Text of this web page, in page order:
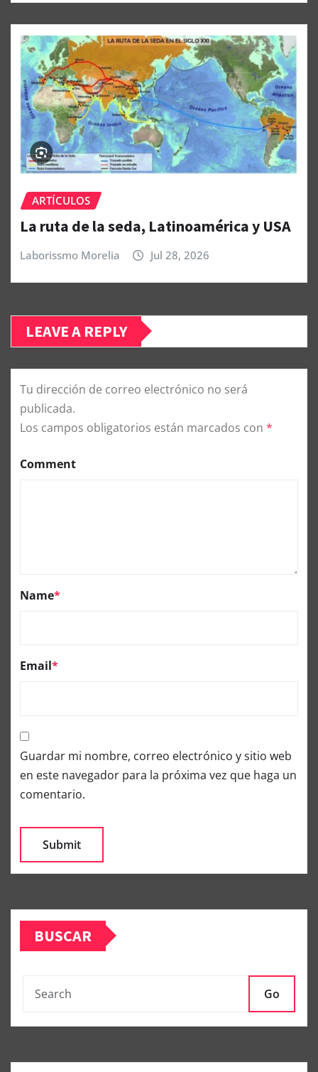
ARTÍCULOS
La ruta de la seda, Latinoamérica y USA
Laborissmo Morelia Jul 28, 2026
LEAVE A REPLY
Tu dirección de correo electrónico no será
publicada.
Los campos obligatorios están marcados con *
Comment
Name*
Email*
Guardar mi nombre, correo electrónico y sitio web
en este navegador para la próxima vez que haga un
comentario.
BUSCAR
Go